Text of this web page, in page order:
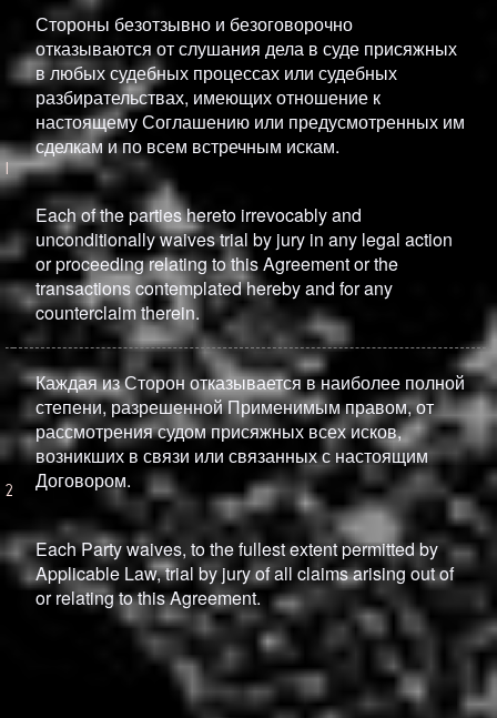
Стороны безотзывно и безоговорочно
отказываются от слушания дела в суде присяжных
в любых судебных процессах или судебных
разбирательствах, имеющих отношение к
настоящему Соглашению или предусмотренных им
сделкам и по всем встречным искам.
Each of the parties hereto irrevocably and
unconditionally waives trial by jury in any legal action
or proceeding relating to this Agreement or the
transactions contemplated hereby and for any
counterclaim therein.
Каждая из Сторон отказывается в наиболее полной
степени, разрешенной Применимым правом, от
рассмотрения судом присяжных всех исков,
возникших в связи или связанных с настоящим
Договором.
Each Party waives, to the fullest extent permitted by
Applicable Law, trial by jury of all claims arising out of
or relating to this Agreement.